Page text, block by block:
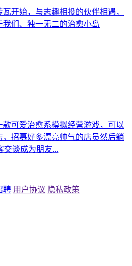
开始，与志趣相投的伙伴相遇，
们、独一无二的治愈小岛
款可爱治愈系模拟经营游戏，可以
招募好多漂亮帅气的店员然后躺
交谈成为朋友...
聘 用户协议 隐私政策